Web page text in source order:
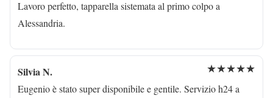
Lavoro perfetto, tapparella sistemata al primo colpo a
Alessandria.
Silvia N. ★★★★★
Eugenio è stato super disponibile e gentile. Servizio h24 a